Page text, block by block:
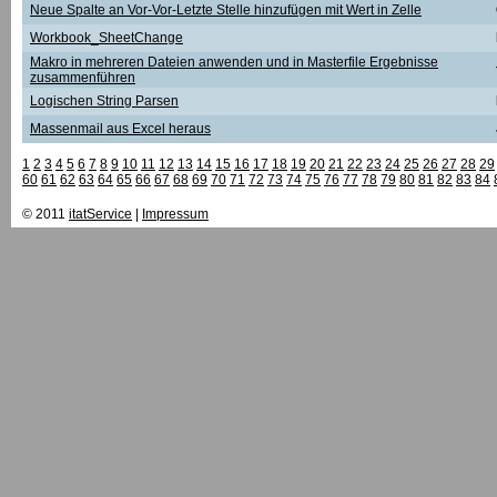
Neue Spalte an Vor-Vor-Letzte Stelle hinzufügen mit Wert in Zelle
Workbook_SheetChange
Makro in mehreren Dateien anwenden und in Masterfile Ergebnisse
zusammenführen
Logischen String Parsen
Massenmail aus Excel heraus
1 2 3 4 5 6 7 8 9 10 11 12 13 14 15 16 17 18 19 20 21 22 23 24 25 26 27 28 29
60 61 62 63 64 65 66 67 68 69 70 71 72 73 74 75 76 77 78 79 80 81 82 83 84
© 2011 itatService Impressum